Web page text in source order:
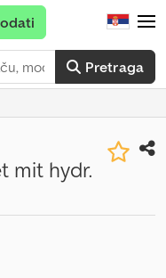
Pretraga
mit hydr.